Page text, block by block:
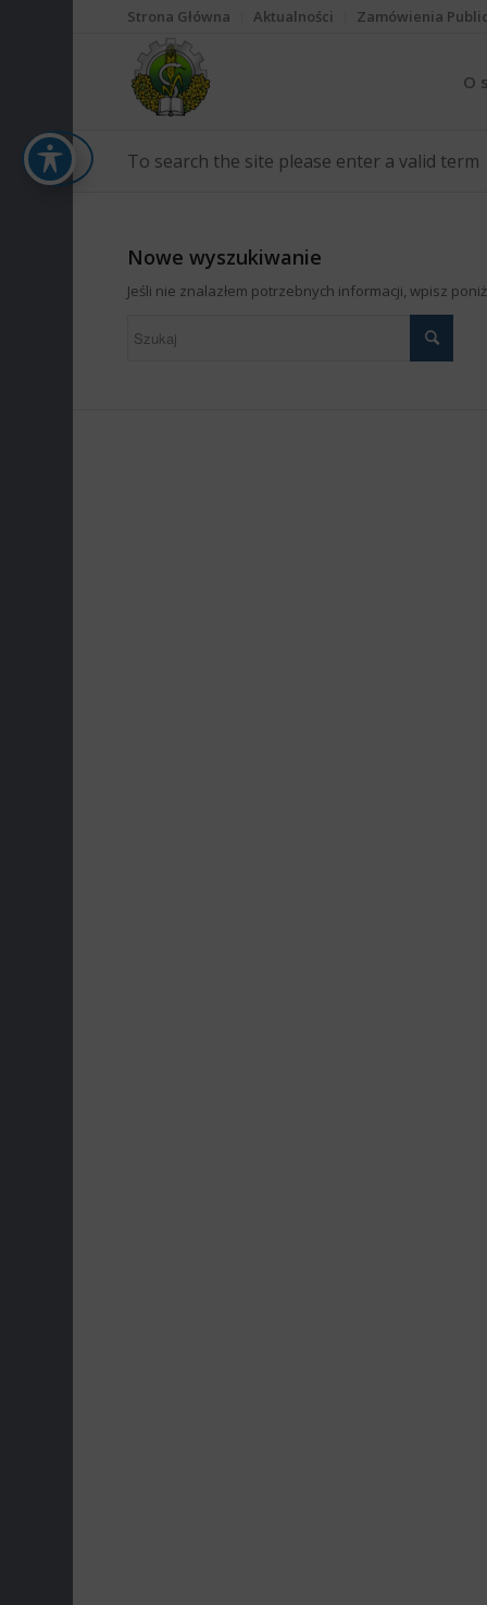
Strona Główna Aktualności Zamówienia
O
To search the site please enter a valid term
Nowe wyszukiwanie
Jeśli nie znalazłem potrzebnych informacji, wpisz